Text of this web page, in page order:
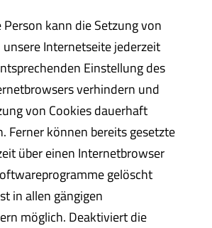
kann die Setzung von
Internetseite jederzeit
Einstellung des
verhindern und
von Cookies dauerhaft
Ferner können bereits gesetzte
über einen Internetbrowser
gelöscht
in allen gängigen
möglich. Deaktiviert die